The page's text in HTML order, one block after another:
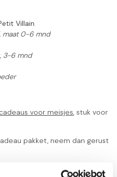
Villain
0-6 mnd
3-6 mnd
voor meisjes, stuk voor
pakket, neem dan gerust